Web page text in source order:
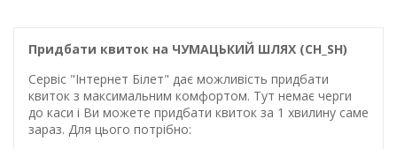
Придбати квиток на ЧУМАЦЬКИЙ ШЛЯХ (CH_SH)
Сервіс "Інтернет Білет" дає можливість придбати
квиток з максимальним комфортом. Тут немає черги
до каси і Ви можете придбати квиток за 1 хвилину саме
зараз. Для цього потрібно: